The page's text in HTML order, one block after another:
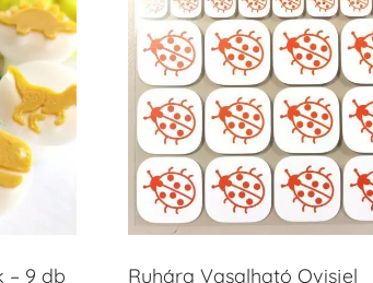
– 9 db Ruhára Vasalható Ovisjel